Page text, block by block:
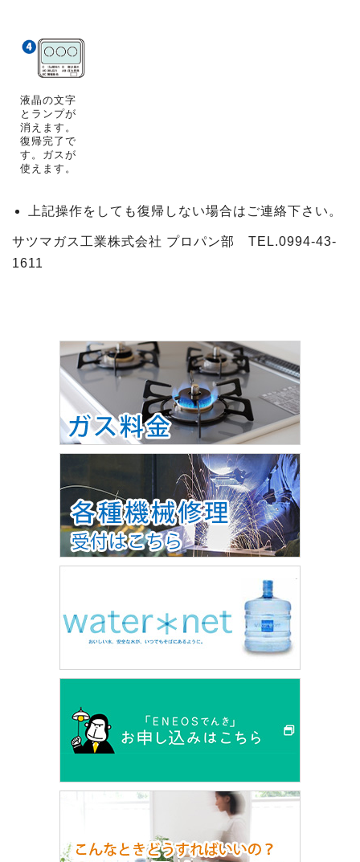
液晶の文字
とランプが
消えます。
復帰完了で
す。ガスが
使えます。
上記操作をしても復帰しない場合はご連絡下さい。
サツマガス工業株式会社 プロパン部 TEL.0994-43-
1611